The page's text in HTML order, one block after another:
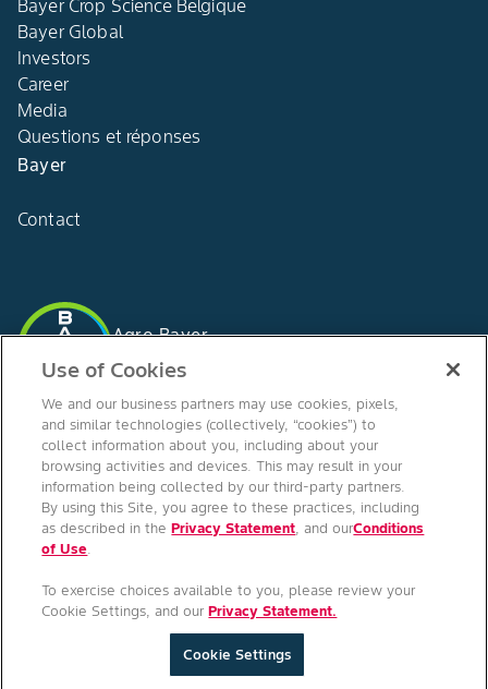
Bayer Crop Science Belgique
Bayer Global
Investors
Career
Media
Questions et réponses
Bayer
Contact
Agro Bayer
Belgique
Suivez-nous
Conditions générales d'utilisation Principes de confidentialité
Imprint
Copyright © Bayer Crop Science 2026
Use of Cookies
We and our business partners may use cookies, pixels,
and similar technologies (collectively, “cookies”) to
collect information about you, including about your
browsing activities and devices. This may result in your
information being collected by our third-party partners.
By using this Site, you agree to these practices, including
as described in thePrivacy Statement, and ourConditions
of Use.
To exercise choices available to you, please review your
Cookie Settings, and ourPrivacy Statement.
Cookie Settings